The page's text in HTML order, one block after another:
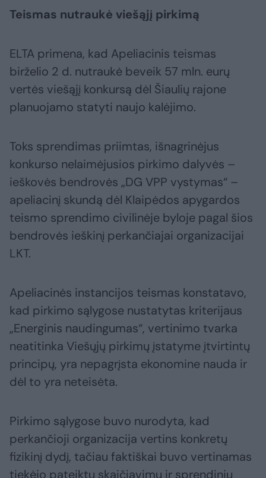
Teismas nutraukė viešąjį pirkimą
ELTA primena, kad Apeliacinis teismas
birželio 2 d. nutraukė beveik 57 mln. eurų
vertės viešąjį konkursą dėl Šiaulių rajone
planuojamo statyti naujo kalėjimo.
Toks sprendimas priimtas, išnagrinėjus
konkurso nelaimėjusios pirkimo dalyvės –
ieškovės bendrovės „DG VPP vystymas“ –
apeliacinį skundą dėl Klaipėdos apygardos
teismo sprendimo civilinėje byloje pagal šios
bendrovės ieškinį perkančiajai organizacijai
LKT.
Apeliacinės instancijos teismas konstatavo,
kad pirkimo sąlygose nustatytas kriterijaus
„Energinis naudingumas“, vertinimo tvarka
neatitinka Viešųjų pirkimų įstatyme įtvirtintų
principų, yra nepagrįsta ekonomine nauda ir
dėl to yra neteisėta.
Pirkimo sąlygose buvo nurodyta, kad
perkančioji organizacija vertins konkretų
fizikinį dydį, tačiau faktiškai buvo vertinamas
tiekėjo pateiktų skaičiavimų ir sprendinių